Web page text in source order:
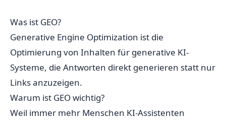
Was ist GEO?
Generative Engine Optimization ist die
Optimierung von Inhalten für generative KI-
Systeme, die Antworten direkt generieren statt nur
Links anzuzeigen.
Warum ist GEO wichtig?
Weil immer mehr Menschen KI-Assistenten